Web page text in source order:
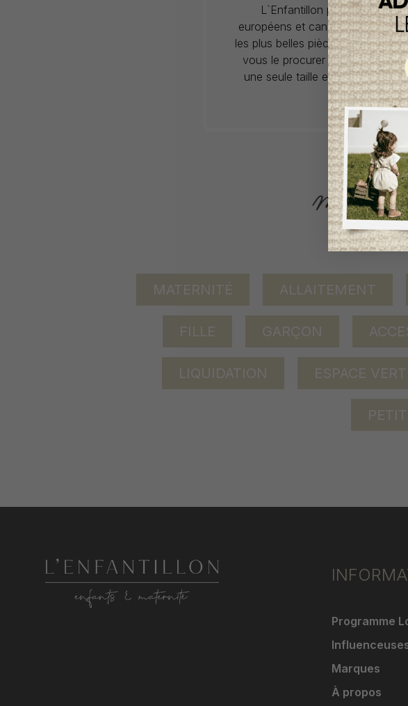
L`Enfantillon propose des
européens et canadiens à prix
les plus belles pièces de saisons
vous le procurer car la plupart
une seule taille et en un seul
tout
MATERNITÉ ALLAITEMENT
FILLE GARÇON
LIQUIDATION ESPACE VERT
Programme
Marques
À propos